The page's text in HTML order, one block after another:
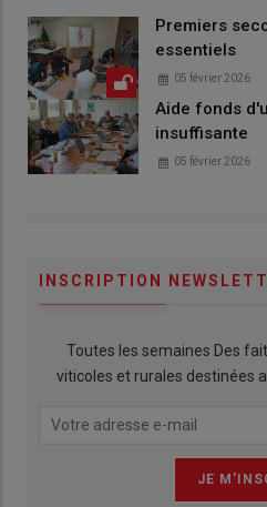
Premiers
essentiels
05 février 2026
Aide fonds
insuffisante
05 février 2026
INSCRIPTION
Toutes les semaines Des
viticoles et rurales destinées